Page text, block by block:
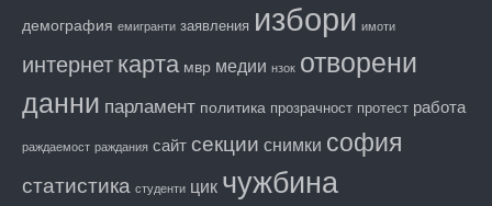
демография емигранти заявления избори имоти
интернет карта мвр медии нзок отворени
данни парламент политика прозрачност протест работа
раждаемост раждания сайт секции снимки софия
статистика студенти цик чужбина